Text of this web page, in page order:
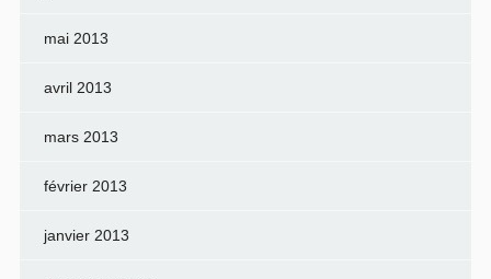
mai 2013
avril 2013
mars 2013
février 2013
janvier 2013